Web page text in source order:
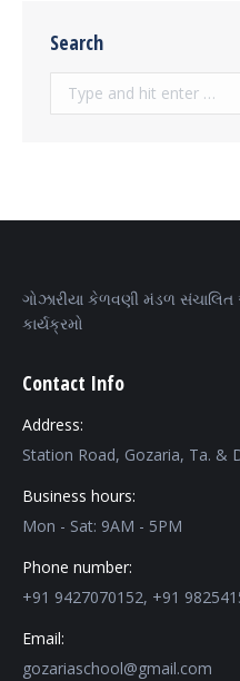
Search
Search:
ગોઝારીયા કેળવણી મંડળ સંચાલિત
કાર્યક્રમો
Contact Info
Address:
Station Road, Gozaria, Ta. &
Business hours:
Mon - Sat: 9AM - 5PM
Phone number:
+91 9427070152, +91
Email:
gozariaschool@gmail.com